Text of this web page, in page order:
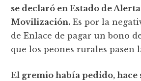
se declaró en Estado de
Movilización. Es por la
de Enlace de pagar un bono
que los peones rurales pasen
El gremio había pedido, hace